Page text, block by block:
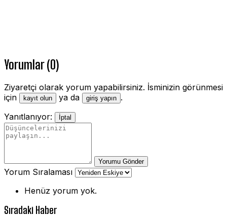
Yorumlar (0)
Ziyaretçi olarak yorum yapabilirsiniz. İsminizin görünmesi
için
kayıt olun ya da giriş yapın .
Yanıtlanıyor:
İptal
Yorumu Gönder
Yorum Sıralaması
Henüz yorum yok.
Sıradaki Haber